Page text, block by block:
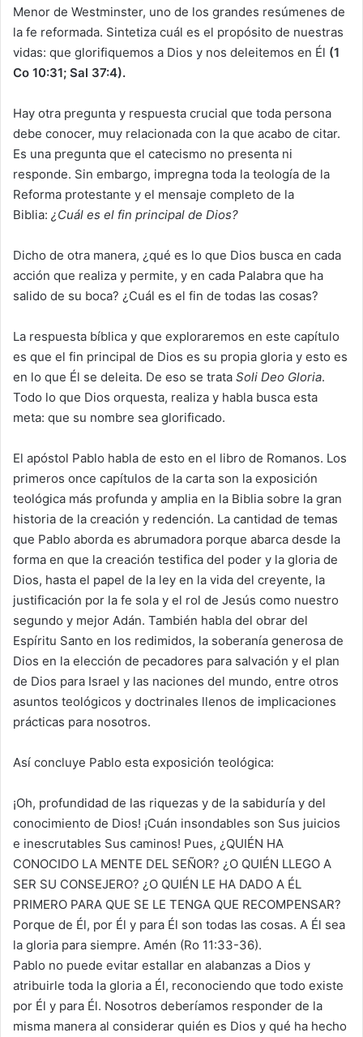
Menor de Westminster, uno de los grandes resúmenes de
la fe reformada. Sintetiza cuál es el propósito de nuestras
vidas: que glorifiquemos a Dios y nos deleitemos en Él (1
Co 10:31; Sal 37:4).
Hay otra pregunta y respuesta crucial que toda persona
debe conocer, muy relacionada con la que acabo de citar.
Es una pregunta que el catecismo no presenta ni
responde. Sin embargo, impregna toda la teología de la
Reforma protestante y el mensaje completo de la
Biblia: ¿Cuál es el fin principal de Dios?
Dicho de otra manera, ¿qué es lo que Dios busca en cada
acción que realiza y permite, y en cada Palabra que ha
salido de su boca? ¿Cuál es el fin de todas las cosas?
La respuesta bíblica y que exploraremos en este capítulo
es que el fin principal de Dios es su propia gloria y esto es
en lo que Él se deleita. De eso se trata Soli Deo Gloria.
Todo lo que Dios orquesta, realiza y habla busca esta
meta: que su nombre sea glorificado.
El apóstol Pablo habla de esto en el libro de Romanos. Los
primeros once capítulos de la carta son la exposición
teológica más profunda y amplia en la Biblia sobre la gran
historia de la creación y redención. La cantidad de temas
que Pablo aborda es abrumadora porque abarca desde la
forma en que la creación testifica del poder y la gloria de
Dios, hasta el papel de la ley en la vida del creyente, la
justificación por la fe sola y el rol de Jesús como nuestro
segundo y mejor Adán. También habla del obrar del
Espíritu Santo en los redimidos, la soberanía generosa de
Dios en la elección de pecadores para salvación y el plan
de Dios para Israel y las naciones del mundo, entre otros
asuntos teológicos y doctrinales llenos de implicaciones
prácticas para nosotros.
Así concluye Pablo esta exposición teológica:
¡Oh, profundidad de las riquezas y de la sabiduría y del
conocimiento de Dios! ¡Cuán insondables son Sus juicios
e inescrutables Sus caminos! Pues, ¿QUIÉN HA
CONOCIDO LA MENTE DEL SEÑOR? ¿O QUIÉN LLEGO A
SER SU CONSEJERO? ¿O QUIÉN LE HA DADO A ÉL
PRIMERO PARA QUE SE LE TENGA QUE RECOMPENSAR?
Porque de Él, por Él y para Él son todas las cosas. A Él sea
la gloria para siempre. Amén (Ro 11:33-36).
Pablo no puede evitar estallar en alabanzas a Dios y
atribuirle toda la gloria a Él, reconociendo que todo existe
por Él y para Él. Nosotros deberíamos responder de la
misma manera al considerar quién es Dios y qué ha hecho